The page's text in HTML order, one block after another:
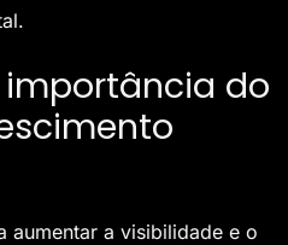
importância do
aumentar a visibilidade e o